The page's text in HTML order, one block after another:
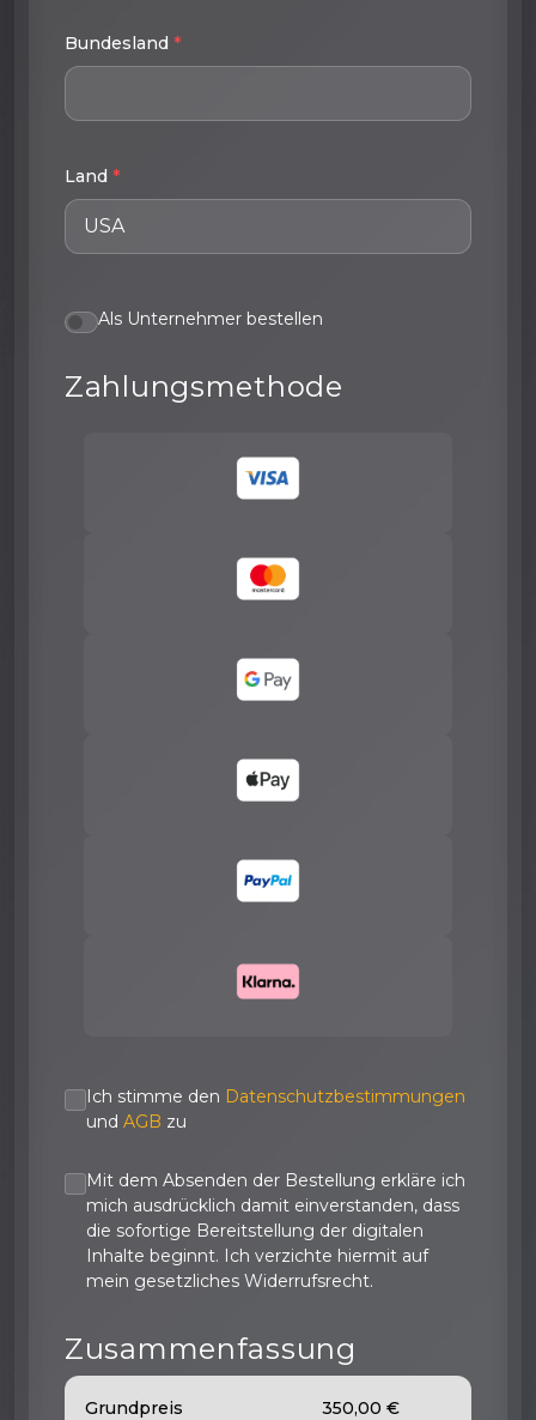
Bundesland *
Land *
Als Unternehmer bestellen
Zahlungsmethode
Ich stimme den Datenschutzbestimmungen
und AGB zu
Mit dem Absenden der Bestellung erkläre ich
mich ausdrücklich damit einverstanden, dass
die sofortige Bereitstellung der digitalen
Inhalte beginnt. Ich verzichte hiermit auf
mein gesetzliches Widerrufsrecht.
Zusammenfassung
Grundpreis 350,00 €